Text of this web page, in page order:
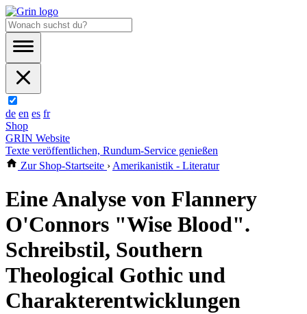
de en es fr
Shop
GRIN Website
Texte veröffentlichen, Rundum-Service genießen
Zur Shop-Startseite › Amerikanistik - Literatur
Eine Analyse von Flannery
O'Connors "Wise Blood".
Schreibstil, Southern
Theological Gothic und
Charakterentwicklungen